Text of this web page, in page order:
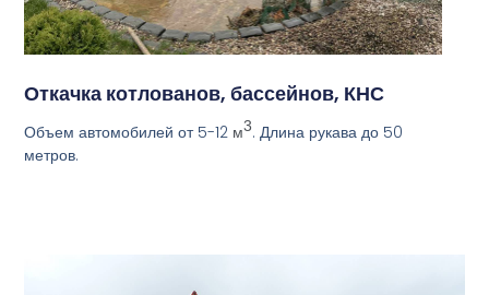
Откачка котлованов, бассейнов, КНС
Объем автомобилей от 5-12 м3. Длина рукава до 50
метров.